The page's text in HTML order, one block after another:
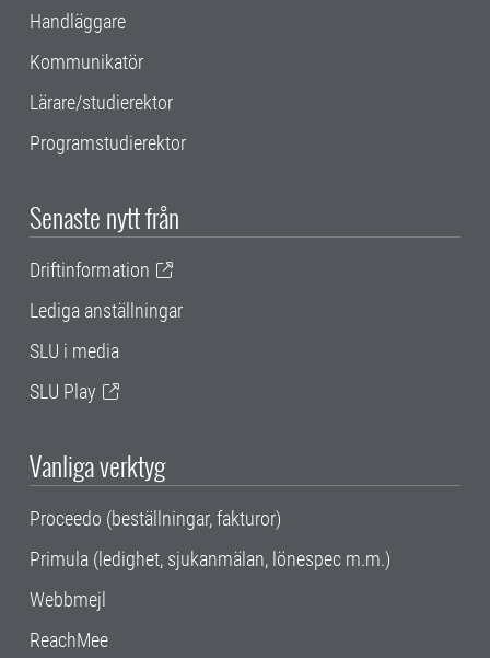
Handläggare
Kommunikatör
Lärare/studierektor
Programstudierektor
Senaste nytt från
Driftinformation
Lediga anställningar
SLU i media
SLU Play
Vanliga verktyg
Proceedo (beställningar, fakturor)
Primula (ledighet, sjukanmälan, lönespec m.m.)
Webbmejl
ReachMee